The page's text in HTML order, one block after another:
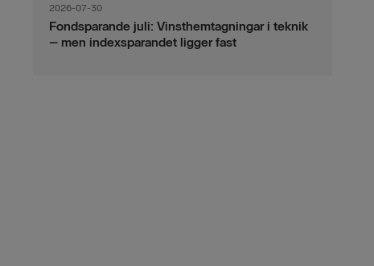
2026-07-30
Fondsparande juli: Vinsthemtagningar i teknik
– men indexsparandet ligger fast